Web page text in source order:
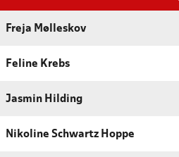
Freja Mølleskov
Feline Krebs
Jasmin Hilding
Nikoline Schwartz Hoppe